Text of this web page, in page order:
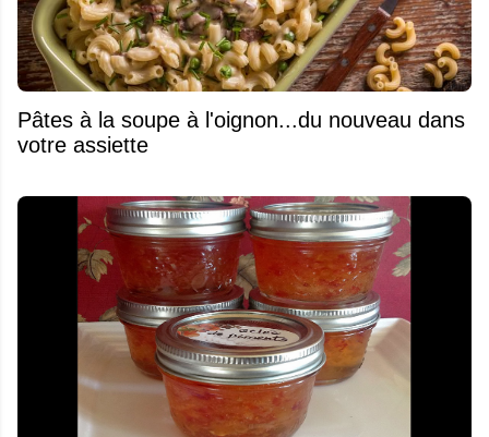
Pâtes à la soupe à l'oignon...du nouveau dans
votre assiette